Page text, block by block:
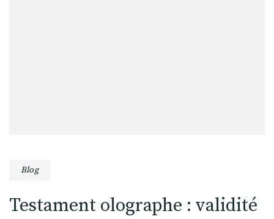
Blog
Testament olographe : validité